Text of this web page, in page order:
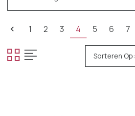
Verfijnen op
Geen filters toegepast
1 2 3 4 5 6 7
Sorteren Op: